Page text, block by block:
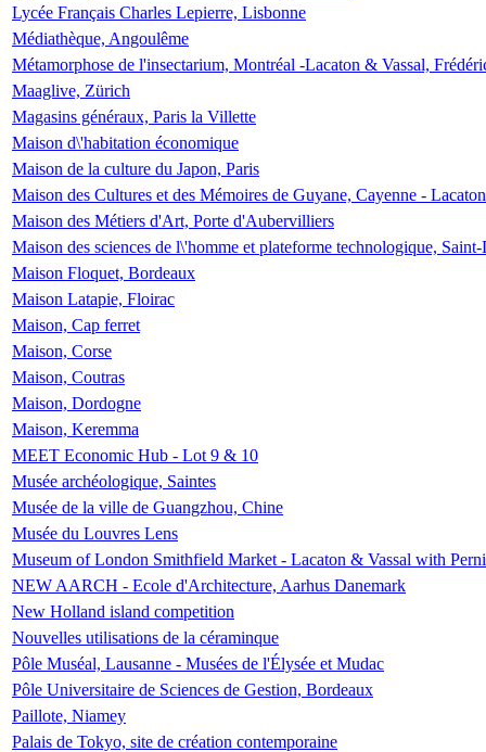
Lycée Français Charles Lepierre, Lisbonne
Médiathèque, Angoulême
Métamorphose de l'insectarium, Montréal -Lacaton & Vassal,
Maaglive, Zürich
Magasins généraux, Paris la Villette
Maison d\'habitation économique
Maison de la culture du Japon, Paris
Maison des Cultures et des Mémoires de Guyane, Cayenne -
Maison des Métiers d'Art, Porte d'Aubervilliers
Maison des sciences de l\'homme et plateforme technologique,
Maison Floquet, Bordeaux
Maison Latapie, Floirac
Maison, Cap ferret
Maison, Corse
Maison, Coutras
Maison, Dordogne
Maison, Keremma
MEET Economic Hub - Lot 9 & 10
Musée archéologique, Saintes
Musée de la ville de Guangzhou, Chine
Musée du Louvres Lens
Museum of London Smithfield Market - Lacaton & Vassal with
NEW AARCH - Ecole d'Architecture, Aarhus Danemark
New Holland island competition
Nouvelles utilisations de la céraminque
Pôle Muséal, Lausanne - Musées de l'Élysée et Mudac
Pôle Universitaire de Sciences de Gestion, Bordeaux
Paillote, Niamey
Palais de Tokyo, site de création contemporaine